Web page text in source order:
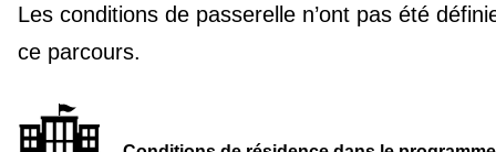
Les conditions de passerelle n’ont pas été
ce parcours.